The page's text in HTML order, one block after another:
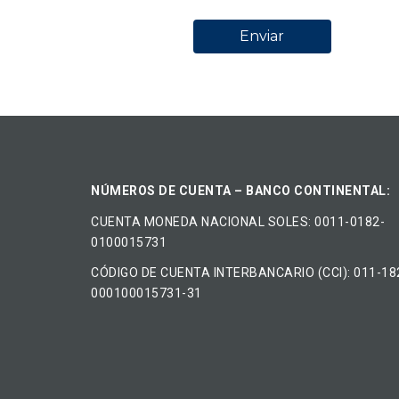
NÚMEROS DE CUENTA – BANCO CONTINENTAL:
CUENTA MONEDA NACIONAL​ ​SOLES​: 0011-0182-
0100015731
CÓDIGO DE CUENTA INTERBANCARIO (CCI): 011-
000100015731-31